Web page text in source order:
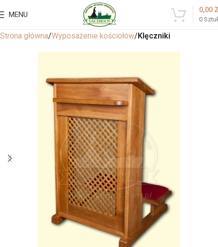
MENU
0
0,00
Strona główna Wyposażenie kościołów Klęczniki